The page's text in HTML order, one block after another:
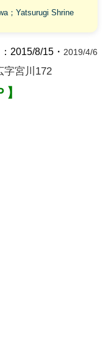
；Yatsurugi Shrine
2015/8/15・ 2019/4/6
宮川172